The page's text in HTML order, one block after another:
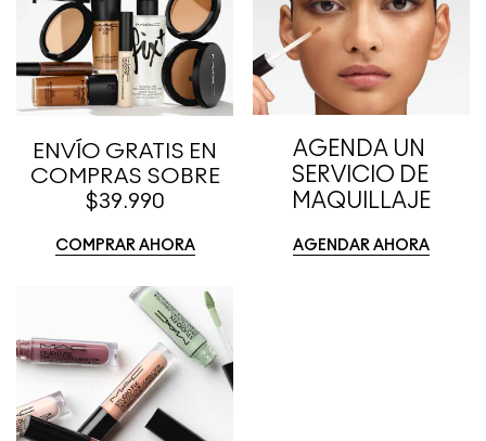
ENVÍO GRATIS EN
COMPRAS SOBRE
$39.990
COMPRAR AHORA
AGENDA UN
SERVICIO DE
MAQUILLAJE
AGENDAR AHORA